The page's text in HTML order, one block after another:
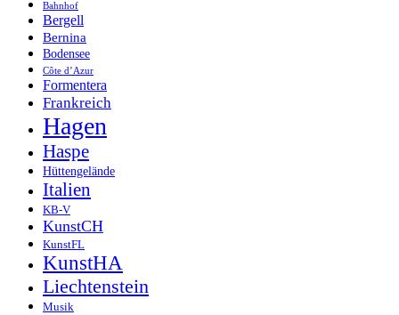
Bahnhof
Bergell
Bernina
Bodensee
Côte d’Azur
Formentera
Frankreich
Hagen
Haspe
Hüttengelände
Italien
KB-V
KunstCH
KunstFL
KunstHA
Liechtenstein
Musik